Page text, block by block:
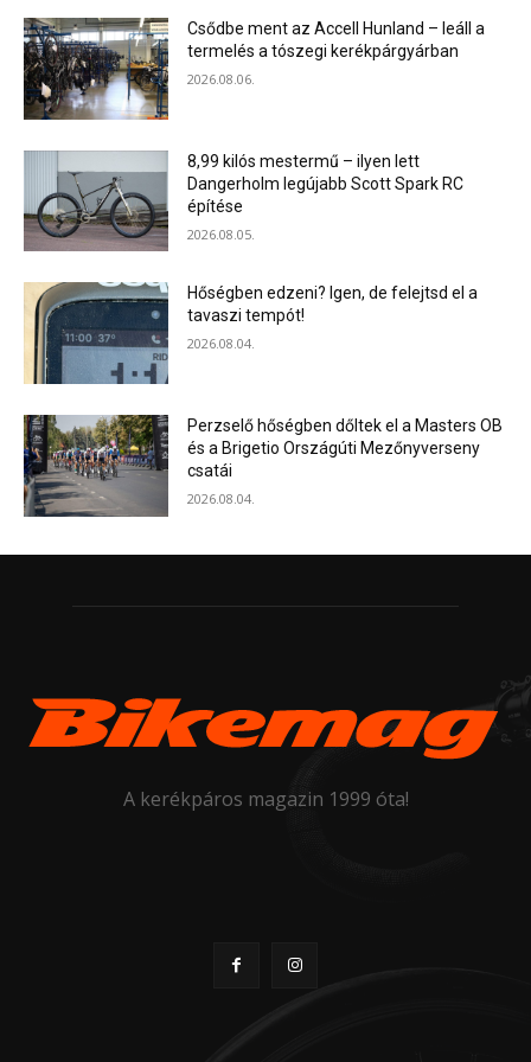
Csődbe ment az Accell Hunland – leáll a
termelés a tószegi kerékpárgyárban
2026.08.06.
8,99 kilós mestermű – ilyen lett
Dangerholm legújabb Scott Spark RC
építése
2026.08.05.
Hőségben edzeni? Igen, de felejtsd el a
tavaszi tempót!
2026.08.04.
Perzselő hőségben dőltek el a Masters OB
és a Brigetio Országúti Mezőnyverseny
csatái
2026.08.04.
A kerékpáros magazin 1999 óta!